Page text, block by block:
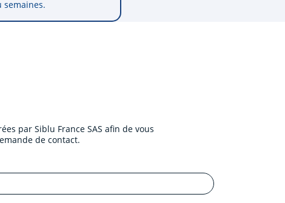
semaines.
par Siblu France SAS afin de vous
de contact.